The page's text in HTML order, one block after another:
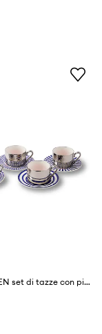
POLSPOTTEN set di tazze con piattini per 4 persone Aunty 200 ml